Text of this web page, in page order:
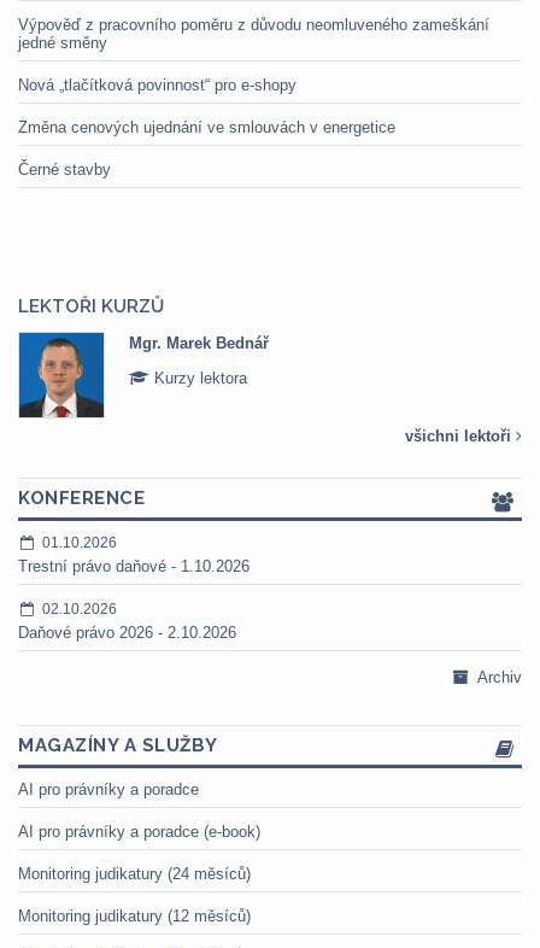
Výpověď z pracovního poměru z důvodu neomluveného zameškání
jedné směny
Nová „tlačítková povinnost“ pro e-shopy
Změna cenových ujednání ve smlouvách v energetice
Černé stavby
LEKTOŘI KURZŮ
Mgr. Marek Bednář
Kurzy lektora
všichni lektoři
KONFERENCE
01.10.2026
Trestní právo daňové - 1.10.2026
02.10.2026
Daňové právo 2026 - 2.10.2026
Archiv
MAGAZÍNY A SLUŽBY
AI pro právníky a poradce
AI pro právníky a poradce (e-book)
Monitoring judikatury (24 měsíců)
Monitoring judikatury (12 měsíců)